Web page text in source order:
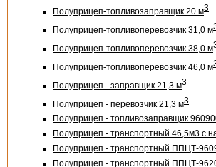
Полуприцеп-топливозаправщик 20 м3
Полуприцеп-топливоперевозчик 31,0 м
Полуприцеп-топливоперевозчик 38,0 м
Полуприцеп-топливоперевозчик 46,0 м
Полуприцеп - заправщик 21,3 м3
Полуприцеп - перевозчик 21,3 м3
Полуприцеп - топливозаправщик
Полуприцеп - транспортный 46,5м3 с
Полуприцеп - транспортный ППЦТ-
Полуприцеп - транспортный ППЦТ-